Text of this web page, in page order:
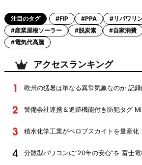
注目のタグ #FIP #PPA
#リパワリ
#産業屋根ソーラー
#脱炭素 #自家消費
#電気代高騰
アクセスランキング
欧州の猛暑は単なる異常気象なのか 記
警備会社連携＆追跡機能付き防犯タグ
積水化学工業がペロブスカイトを量産
分散型パワコンに“20年の安心”を 富士